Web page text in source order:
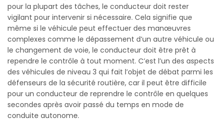
pour la plupart des tâches, le conducteur doit rester
vigilant pour intervenir si nécessaire. Cela signifie que
même si le véhicule peut effectuer des manœuvres
complexes comme le dépassement d’un autre véhicule ou
le changement de voie, le conducteur doit être prêt à
rependre le contrôle à tout moment. C’est l’un des aspects
des véhicules de niveau 3 qui fait l’objet de débat parmi les
défenseurs de la sécurité routière, car il peut être difficile
pour un conducteur de reprendre le contrôle en quelques
secondes après avoir passé du temps en mode de
conduite autonome.